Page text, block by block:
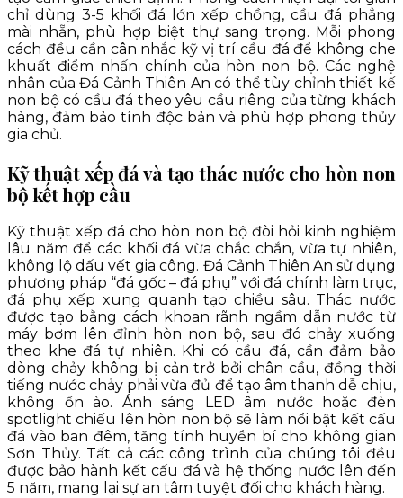
chỉ dùng 3-5 khối đá lớn xếp chồng, cầu đá phẳng
mài nhẵn, phù hợp biệt thự sang trọng. Mỗi phong
cách đều cần cân nhắc kỹ vị trí cầu đá để không che
khuất điểm nhấn chính của hòn non bộ. Các nghệ
nhân của Đá Cảnh Thiên An có thể tùy chỉnh thiết kế
non bộ có cầu đá theo yêu cầu riêng của từng khách
hàng, đảm bảo tính độc bản và phù hợp phong thủy
gia chủ.
Kỹ thuật xếp đá và tạo thác nước cho hòn non
bộ kết hợp cầu
Kỹ thuật xếp đá cho hòn non bộ đòi hỏi kinh nghiệm
lâu năm để các khối đá vừa chắc chắn, vừa tự nhiên,
không lộ dấu vết gia công. Đá Cảnh Thiên An sử dụng
phương pháp “đá gốc – đá phụ” với đá chính làm trục,
đá phụ xếp xung quanh tạo chiều sâu. Thác nước
được tạo bằng cách khoan rãnh ngầm dẫn nước từ
máy bơm lên đỉnh hòn non bộ, sau đó chảy xuống
theo khe đá tự nhiên. Khi có cầu đá, cần đảm bảo
dòng chảy không bị cản trở bởi chân cầu, đồng thời
tiếng nước chảy phải vừa đủ để tạo âm thanh dễ chịu,
không ồn ào. Ánh sáng LED âm nước hoặc đèn
spotlight chiếu lên hòn non bộ sẽ làm nổi bật kết cấu
đá vào ban đêm, tăng tính huyền bí cho không gian
Sơn Thủy. Tất cả các công trình của chúng tôi đều
được bảo hành kết cấu đá và hệ thống nước lên đến
5 năm, mang lại sự an tâm tuyệt đối cho khách hàng.